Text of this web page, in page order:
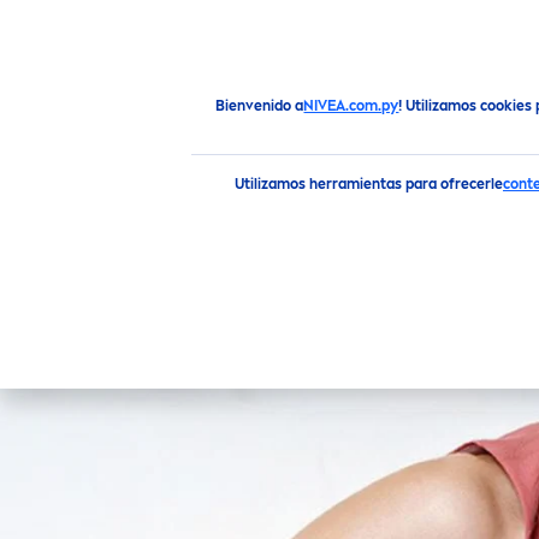
Bienvenido aNIVEA.com.py! Utilizamos cookies
Utilizamos herramientas para ofrecerle
Consejos para el Cuidado de la Piel Piel Bonita